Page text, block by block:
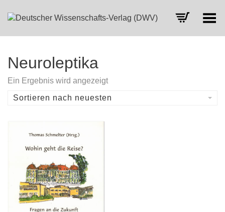
Toggle Menu
Neuroleptika
Ein Ergebnis wird angezeigt
Sortieren nach neuesten